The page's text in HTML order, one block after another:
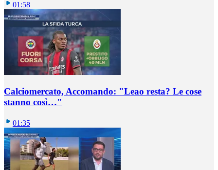
01:58
Calciomercato, Accomando: "Leao resta? Le cose
stanno così…"
01:35